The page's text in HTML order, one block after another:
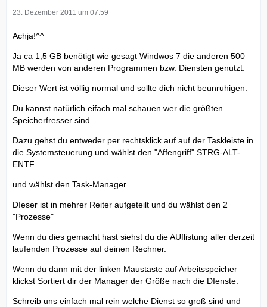
23. Dezember 2011 um 07:59
Achja!^^
Ja ca 1,5 GB benötigt wie gesagt Windwos 7 die anderen 500
MB werden von anderen Programmen bzw. Diensten genutzt.
Dieser Wert ist völlig normal und sollte dich nicht beunruhigen.
Du kannst natürlich eifach mal schauen wer die größten
Speicherfresser sind.
Dazu gehst du entweder per rechtsklick auf auf der Taskleiste in
die Systemsteuerung und wählst den "Affengriff" STRG-ALT-
ENTF
und wählst den Task-Manager.
DIeser ist in mehrer Reiter aufgeteilt und du wählst den 2
"Prozesse"
Wenn du dies gemacht hast siehst du die AUflistung aller derzeit
laufenden Prozesse auf deinen Rechner.
Wenn du dann mit der linken Maustaste auf Arbeitsspeicher
klickst Sortiert dir der Manager der Größe nach die DIenste.
Schreib uns einfach mal rein welche Dienst so groß sind und